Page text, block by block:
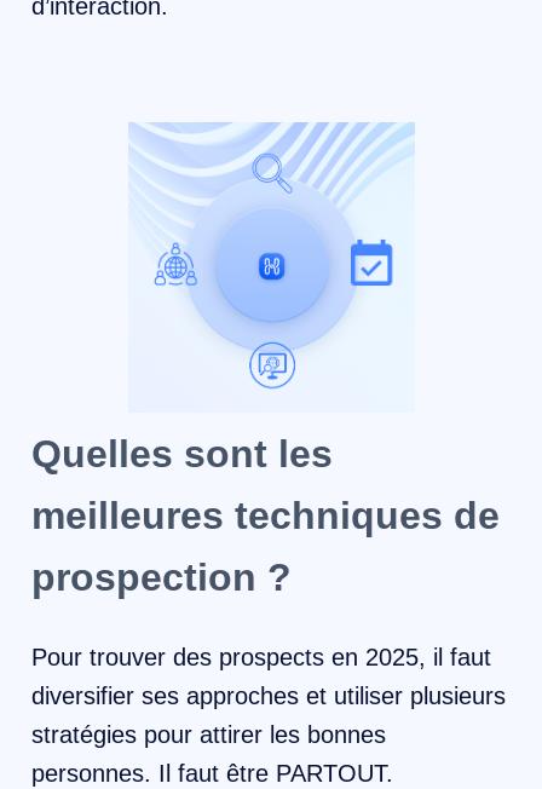
d’interaction.
Quelles sont les
meilleures techniques de
prospection ?
Pour trouver des prospects en 2025, il faut
diversifier ses approches et utiliser plusieurs
stratégies pour attirer les bonnes
personnes. Il faut être PARTOUT.